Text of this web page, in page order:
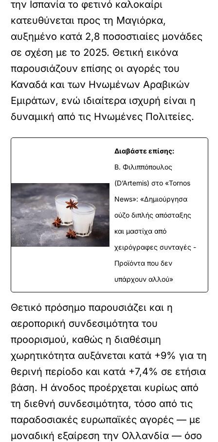
την Ισπανία το φετινό καλοκαίρι
κατευθύνεται προς τη Μαγιόρκα,
αυξημένο κατά 2,8 ποσοστιαίες μονάδες
σε σχέση με το 2025. Θετική εικόνα
παρουσιάζουν επίσης οι αγορές του
Καναδά και των Ηνωμένων Αραβικών
Εμιράτων, ενώ ιδιαίτερα ισχυρή είναι η
δυναμική από τις Ηνωμένες Πολιτείες.
Διαβάστε επίσης:
Β. Φιλιππόπουλος
(D’Artemis) στο «Tornos
News»: «Δημιούργησα
ούζο διπλής απόσταξης
και μαστίχα από
χειρόγραφες συνταγές -
Προϊόντα που δεν
υπάρχουν αλλού»
Θετικό πρόσημο παρουσιάζει και η
αεροπορική συνδεσιμότητα του
προορισμού, καθώς η διαθέσιμη
χωρητικότητα αυξάνεται κατά +9% για τη
θερινή περίοδο και κατά +7,4% σε ετήσια
βάση. Η άνοδος προέρχεται κυρίως από
τη διεθνή συνδεσιμότητα, τόσο από τις
παραδοσιακές ευρωπαϊκές αγορές — με
μοναδική εξαίρεση την Ολλανδία — όσο